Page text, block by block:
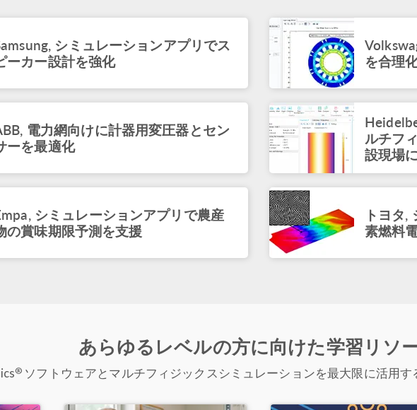
June
June
VIDEO
BLOG
シミュレーションアプリでス
ーカー設計を強化
を合理
電力網向けに計器用変圧器とセン
ーを最適化
ルチフ
設現場
シミュレーションアプリで農産
の賞味期限予測を支援
トヨタ
素燃料
あらゆるレベルの方に向けた学習リソ
® ソフトウェアとマルチフィジックスシミュレーションを最大限に活用